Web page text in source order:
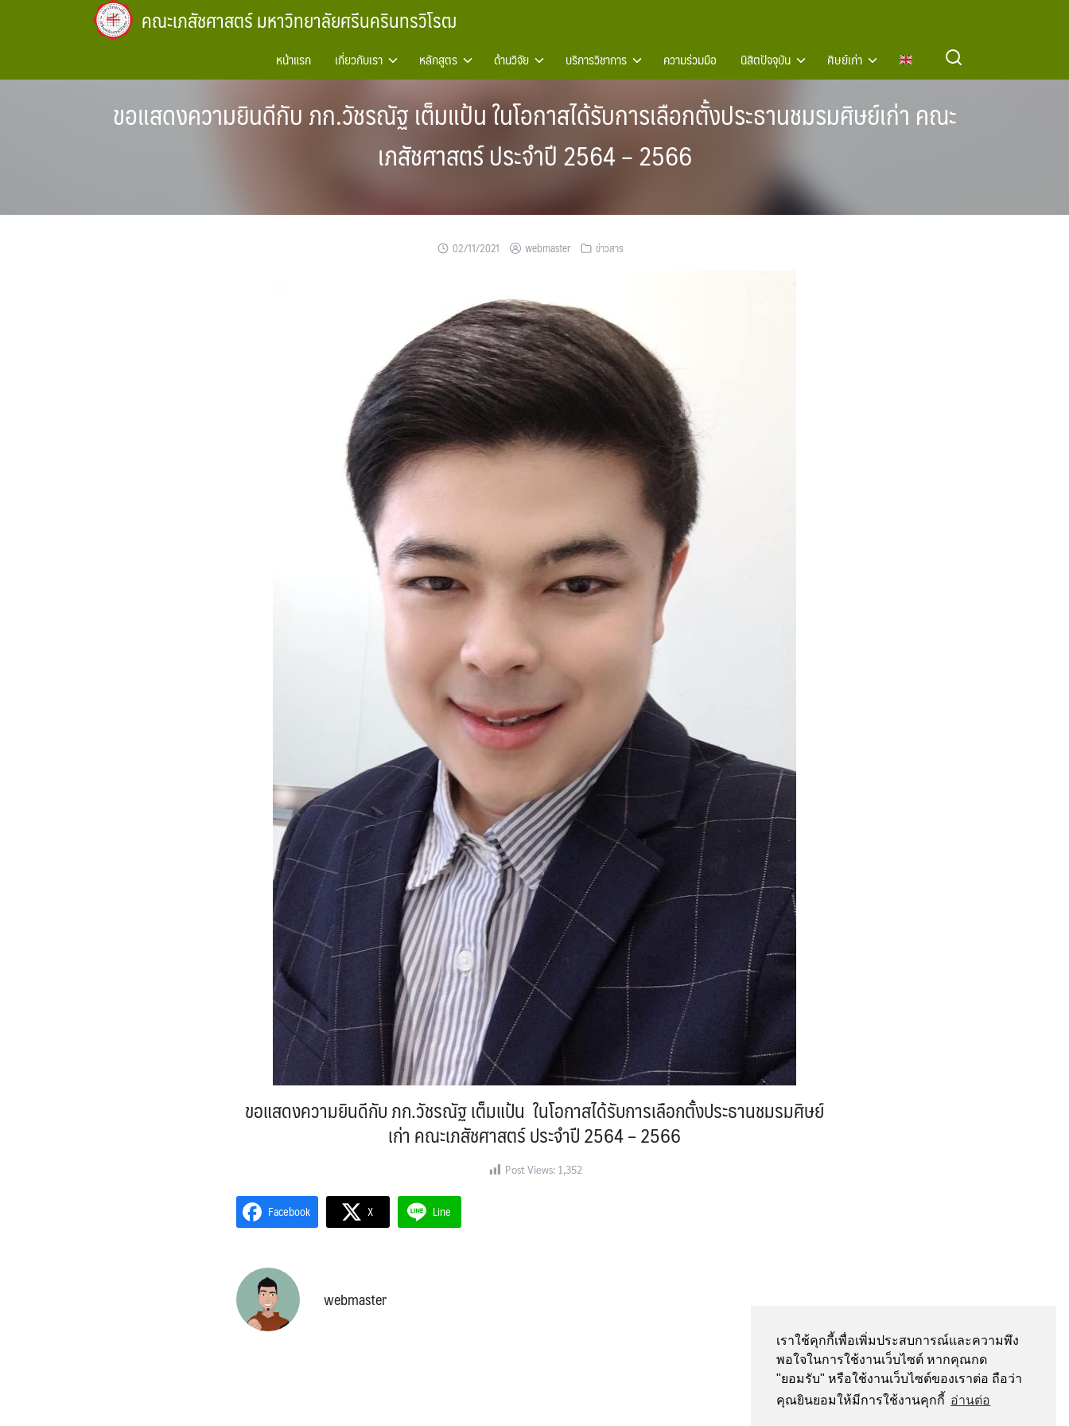
เราใช้คุกกี้เพื่อเพิ่มประสบการณ์และความพึง
พอใจในการใช้งานเว็บไซต์ หากคุณกด
"ยอมรับ" หรือใช้งานเว็บไซต์ของเราต่อ ถือว่า
คุณยินยอมให้มีการใช้งานคุกกี้ อ่านต่อ
คณะเภสัชศาสตร์ มหาวิทยาลัยศรีนครินทรวิโรฒ
หน้าแรก เกี่ยวกับเรา หลักสูตร ด้านวิจัย บริการวิชาการ ความร่วมมือ นิสิตปัจจุบัน ศิษย์เก่า
Search
for:
Search
ขอแสดงความยินดีกับ ภก.วัชรณัฐ เต็มแป้น ในโอกาสได้รับการเลือกตั้งประธานชมรมศิษย์เก่า คณะ
เภสัชศาสตร์ ประจำปี 2564 – 2566
02/11/2021 webmaster ข่าวสาร
ขอแสดงความยินดีกับ ภก.วัชรณัฐ เต็มแป้น ในโอกาสได้รับการเลือกตั้งประธานชมรมศิษย์
เก่า คณะเภสัชศาสตร์ ประจำปี 2564 – 2566
Post Views: 1,352
Facebook X Line
webmaster